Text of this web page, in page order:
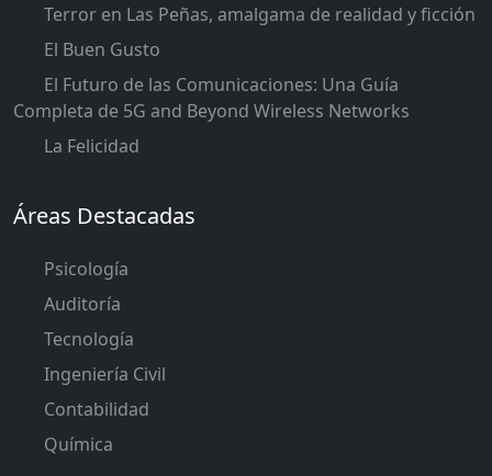
Terror en Las Peñas, amalgama de realidad y ficción
El Buen Gusto
El Futuro de las Comunicaciones: Una Guía
Completa de 5G and Beyond Wireless Networks
La Felicidad
Áreas Destacadas
Psicología
Auditoría
Tecnología
Ingeniería Civil
Contabilidad
Química